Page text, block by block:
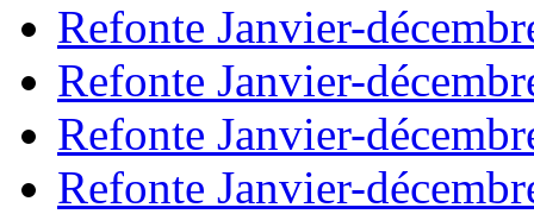
Refonte Janvier-
Refonte Janvier-
Refonte Janvier-
Refonte Janvier-